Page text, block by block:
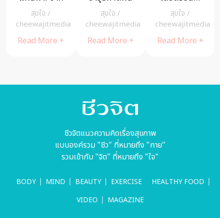
บทความที่
อยากให้พ่อแม่
ทุกคนได้อ่าน
MIND
cheewajitmedia
Read More +
ความฝันได้…
ตราบใดที่หัวใจ
ยังแกร่ง
สุขใจ /
cheewajitmedia
Read More +
ธรรมะ หน้าไม่
ไทยแต่ใจพุทธ
สุขใจ /
cheewajitmedia
Read More +
ชีวจิตแนวความคิดเรื่องสุขภาพ
แบบองค์รวม "ชีว" ที่หมายถึง "กาย"
รวมเข้ากับ "จิต" ที่หมายถึง "ใจ"
BODY MIND BEAUTY EXERCISE
HEALTHY FOOD
VIDEO
MAGAZINE